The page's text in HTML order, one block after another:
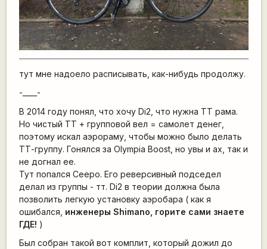
тут мне надоело расписывать, как-нибудь продолжу.
-____-
В 2014 году понял, что хочу Di2, что нужна ТТ рама.
Но чистый ТТ + групповой вел = самолет денег,
поэтому искал аэрораму, чтобы можно было делать
ТТ-группу. Гонялся за Olympia Boost, но увы и ах, так и
не догнал ее.
Тут попался Ceepo. Его реверсивный подседел
делал из группы - тт. Di2 в теории должна была
позволить легкую установку аэробара ( как я
ошибался, инженеры Shimano, горите сами знаете
ГДЕ! )
Был собран такой вот комплит, который дожил до